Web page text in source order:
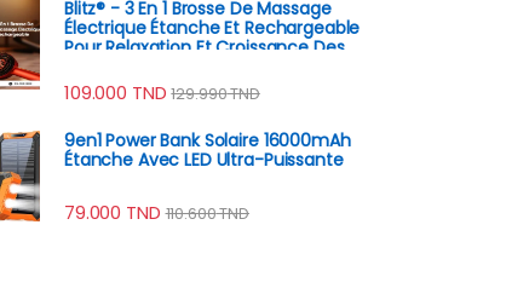
Blitz® - 3 En 1 Brosse De Massage
Électrique Étanche Et Rechargeable
Pour Relaxation Et Croissance Des
109.000 TND 129.990TND
9en1 Power Bank Solaire 16000mAh
Étanche Avec LED Ultra-Puissante
79.000 TND 110.600TND